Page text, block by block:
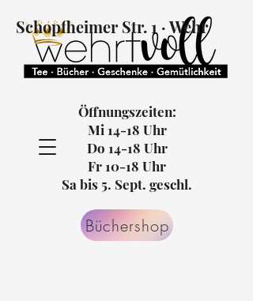
Schopfheimer Str. 1 · Wehr
Öffnungszeiten:
Mi 14-18 Uhr
Do 14-18 Uhr
Fr 10-18 Uhr
Sa bis 5. Sept. geschl.
Büchershop